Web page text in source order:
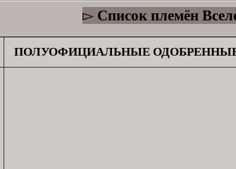
▻ Список племён
ПОЛУОФИЦИАЛЬНЫЕ